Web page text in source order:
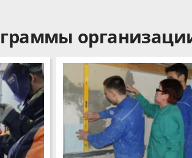
организации